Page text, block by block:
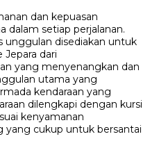
dan kepuasan
dalam setiap perjalanan.
unggulan disediakan untuk
Jepara dari
yang menyenangkan dan
utama yang
kendaraan yang
dilengkapi dengan kursi
kenyamanan
cukup untuk bersantai